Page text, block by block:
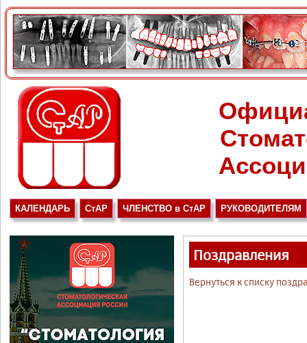
КАЛЕНДАРЬ СтАР ЧЛЕНСТВО в СтАР РУКОВОДИТЕЛЯМ
Поздравления
Вернуться к списку